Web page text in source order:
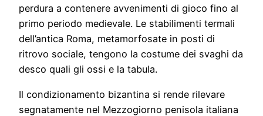
perdura a contenere avvenimenti di gioco fino al
primo periodo medievale. Le stabilimenti termali
dell’antica Roma, metamorfosate in posti di
ritrovo sociale, tengono la costume dei svaghi da
desco quali gli ossi e la tabula.
Il condizionamento bizantina si rende rilevare
segnatamente nel Mezzogiorno penisola italiana